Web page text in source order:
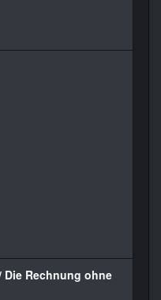
Die Rechnung ohne